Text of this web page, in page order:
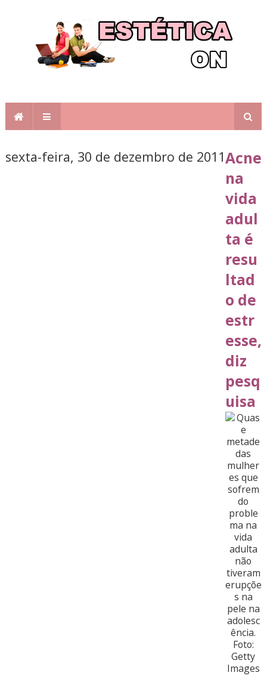
sexta-feira, 30 de dezembro de 2011Acne
na
vida
adul
ta é
resu
ltad
o de
estr
esse,
diz
pesq
uisa